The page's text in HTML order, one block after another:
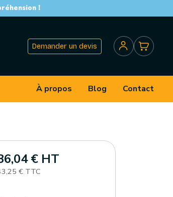
!
Demander un devis
À propos Blog Contact
€ HT
€ TTC